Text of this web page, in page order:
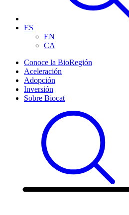
ES
EN
CA
Conoce la BioRegión
Aceleración
Adopción
Inversión
Sobre Biocat